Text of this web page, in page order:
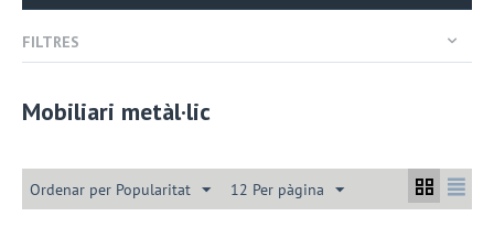
FILTRES
Mobiliari metàl·lic
Ordenar per Popularitat 12 Per pàgina